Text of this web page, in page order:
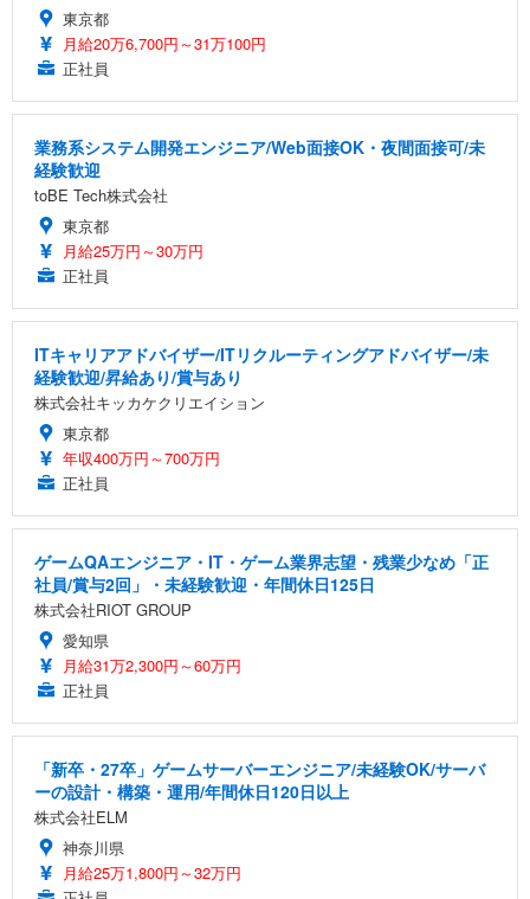
東京都
月給20万6,700円～31万100円
正社員
業務系システム開発エンジニア/Web面接OK・夜間面接可/未
経験歓迎
toBE Tech株式会社
東京都
月給25万円～30万円
正社員
ITキャリアアドバイザー/ITリクルーティングアドバイザー/未
経験歓迎/昇給あり/賞与あり
株式会社キッカケクリエイション
東京都
年収400万円～700万円
正社員
ゲームQAエンジニア・IT・ゲーム業界志望・残業少なめ「正
社員/賞与2回」・未経験歓迎・年間休日125日
株式会社RIOT GROUP
愛知県
月給31万2,300円～60万円
正社員
「新卒・27卒」ゲームサーバーエンジニア/未経験OK/サーバ
ーの設計・構築・運用/年間休日120日以上
株式会社ELM
神奈川県
月給25万1,800円～32万円